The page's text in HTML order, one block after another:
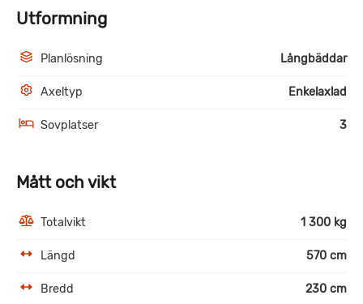
Utformning
Planlösning Långbäddar
Axeltyp Enkelaxlad
Sovplatser 3
Mått och vikt
Totalvikt 1 300 kg
Längd 570 cm
Bredd 230 cm